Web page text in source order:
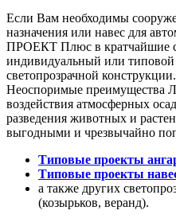
Если Вам необходимы
назначения или навес для
ПРОЕКТ Плюс в кратчайшие
индивидуальный или типовой
светопрозрачной конструкции.
Неоспоримые преимущества
воздействия атмосферных
разведения животных и
выгодными и чрезвычайно
Типовые проекты
Типовые проекты
а также других
(козырьков, веранд).